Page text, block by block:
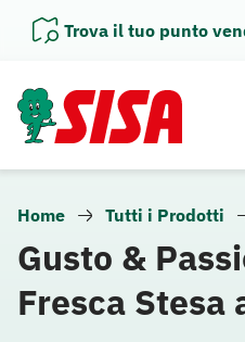
Trova il tuo punto
Home Tutti i Prodotti
Gusto &
Fresca Stesa